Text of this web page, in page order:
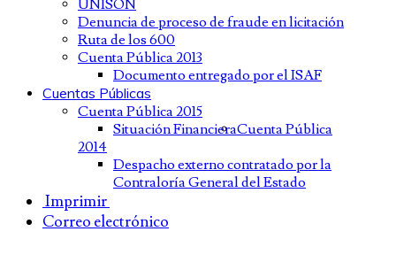
UNISON
Denuncia de proceso de fraude en licitación
Ruta de los 600
Cuenta Pública 2013
Documento entregado por el ISAF
Cuentas Públicas
Cuenta Pública 2015
Situación FinancieraCuenta Pública
2014
Despacho externo contratado por la
Contraloría General del Estado
Imprimir
Correo electrónico